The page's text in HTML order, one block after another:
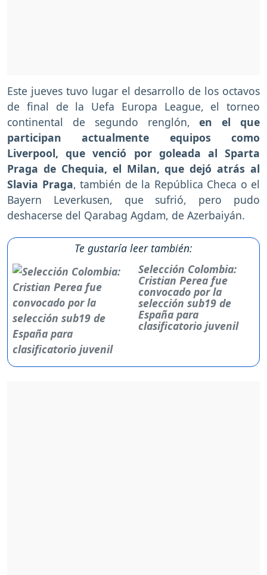
Este jueves tuvo lugar el desarrollo de los octavos
de final de la Uefa Europa League, el torneo
continental de segundo renglón,en el que
participan actualmente equipos como
Liverpool, que venció por goleada al Sparta
Praga de Chequia, el Milan, que dejó atrás al
Slavia Praga, también de la República Checa o el
Bayern Leverkusen, que sufrió, pero pudo
deshacerse del Qarabag Agdam, de Azerbaiyán.
Te gustaría leer también:
Selección Colombia:
Cristian Perea fue
convocado por la
selección sub19 de
España para
clasificatorio juvenil